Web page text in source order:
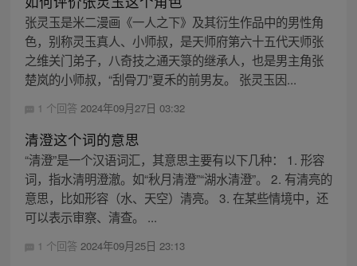
张灵玉是米二漫画《一人之下》及其衍生作品中的男性角
色，别称灵玉真人、小师叔，是天师府第六十五代天师张
之维关门弟子，八奇技之通天箓的继承人，也是男主角张
楚岚的小师叔，“刮骨刀”夏禾的前男友。 张灵玉因...
1 个回答 2024年09月27日 03:32
清澄这个词的意思
“清澄”是一个汉语词汇，其意思主要有以下几种： 1. 形容
词，指水清明澄澈。如“秋月清澄”“湖水清澄”。 2. 有清亮的
意思，比如形容（水、天空）清亮。 3. 在某些情境中，还
可以表示审察、清查。 ...
1 个回答 2024年09月25日 23:13